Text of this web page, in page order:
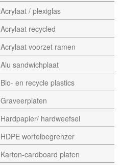
Acrylaat / plexiglas
Acrylaat recycled
Acrylaat voorzet ramen
Alu sandwichplaat
Bio- en recycle plastics
Graveerplaten
Hardpapier/ hardweefsel
HDPE wortelbegrenzer
Karton-cardboard platen